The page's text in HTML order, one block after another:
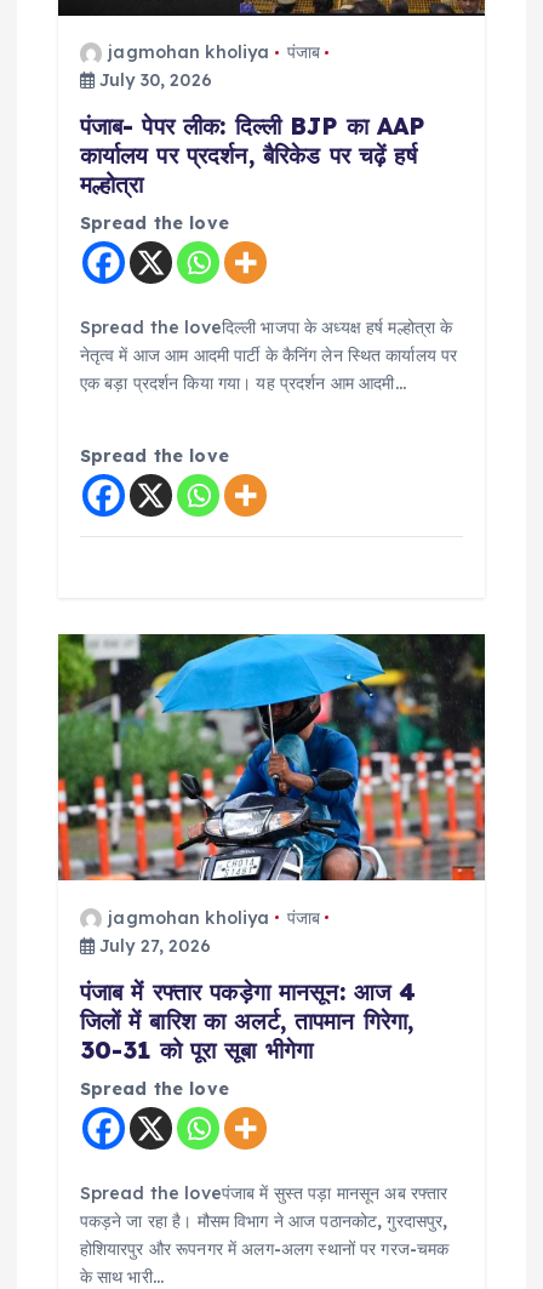
jagmohan kholiya
पंजाब
July 30, 2026
पंजाब- पेपर लीक: दिल्ली BJP का AAP
कार्यालय पर प्रदर्शन, बैरिकेड पर चढ़ें हर्ष
मल्होत्रा
Spread the love
Spread the loveदिल्ली भाजपा के अध्यक्ष हर्ष मल्होत्रा के
नेतृत्व में आज आम आदमी पार्टी के कैनिंग लेन स्थित कार्यालय पर
एक बड़ा प्रदर्शन किया गया। यह प्रदर्शन आम आदमी…
Spread the love
jagmohan kholiya
पंजाब
July 27, 2026
पंजाब में रफ्तार पकड़ेगा मानसून: आज 4
जिलों में बारिश का अलर्ट, तापमान गिरेगा,
30-31 को पूरा सूबा भीगेगा
Spread the love
Spread the loveपंजाब में सुस्त पड़ा मानसून अब रफ्तार
पकड़ने जा रहा है। मौसम विभाग ने आज पठानकोट, गुरदासपुर,
होशियारपुर और रूपनगर में अलग-अलग स्थानों पर गरज-चमक
के साथ भारी…